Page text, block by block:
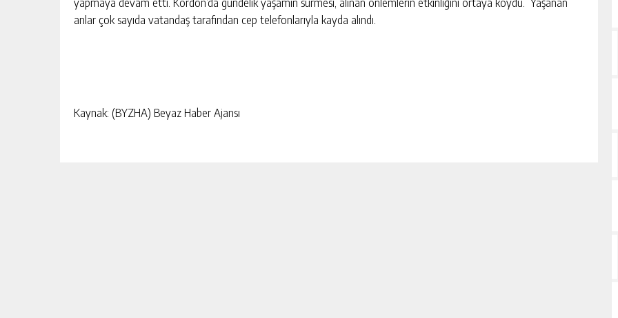
anlar çok sayıda vatandaş tarafından cep telefonlarıyla kayda alındı.
Kaynak: (BYZHA) Beyaz Haber Ajansı